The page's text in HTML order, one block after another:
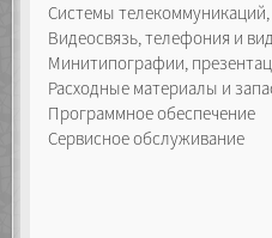
Системы телекоммуникаций,
Видеосвязь, телефония и
Минитипографии,
Расходные материалы и
Программное обеспечение
Сервисное обслуживание